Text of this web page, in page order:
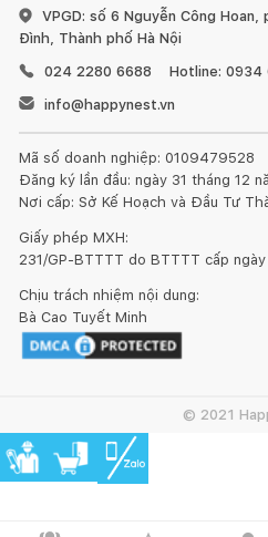
VPGD: số 6 Nguyễn Công
Đình, Thành phố Hà Nội
024 2280 6688
Hotline: 0934
info@happynest.vn
Mã số doanh nghiệp: 0109479528
Đăng ký lần đầu: ngày 31 tháng 12
Nơi cấp: Sở Kế Hoạch và Đầu Tư
Giấy phép MXH:
231/GP-BTTTT do BTTTT cấp
Chịu trách nhiệm nội dung:
Bà Cao Tuyết Minh
© 2021